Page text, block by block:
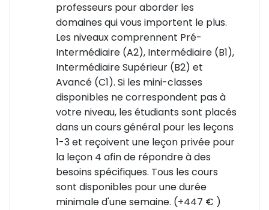
professeurs pour aborder les
domaines qui vous importent le plus.
Les niveaux comprennent Pré-
Intermédiaire (A2), Intermédiaire (B1),
Intermédiaire Supérieur (B2) et
Avancé (C1). Si les mini-classes
disponibles ne correspondent pas à
votre niveau, les étudiants sont placés
dans un cours général pour les leçons
1-3 et reçoivent une leçon privée pour
la leçon 4 afin de répondre à des
besoins spécifiques. Tous les cours
sont disponibles pour une durée
minimale d'une semaine. (+447 € )